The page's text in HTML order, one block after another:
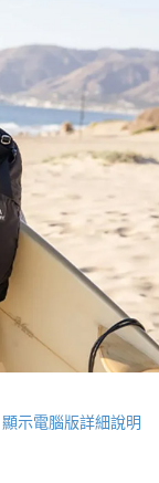
顯示電腦版詳細說明